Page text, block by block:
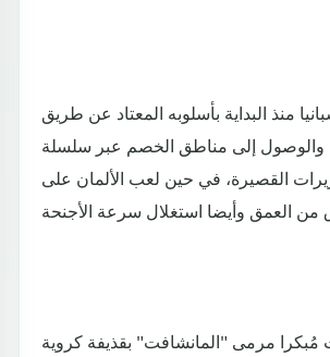
منذ البداية بأسلوبه المعتاد عن طريق
والوصول إلى مناطق الخصم عبر سلسلة
القصيرة، في حين لعب الألمان على
مُبكرا مرمى "المانشافت" بقذيفة كروية